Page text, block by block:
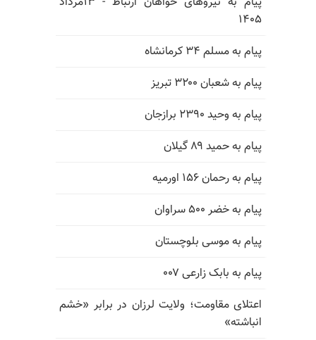
۱۴۰۵
پیام به مسلم ۳۴ کرمانشاه
پیام به شعبان ۳۲۰۰ تبریز
پیام به وحید ۲۳۹۰ برازجان
پیام به حمید ۸۹ گیلان
پیام به رحمان ۱۵۶ اورمیه
پیام به خضر ۵۰۰ سراوان
پیام به موسی بلوچستان
پیام به بابک زارعی ۰۰۷
اعتلای مقاومت؛ ولایت لرزان در برابر «خشم
انباشته»